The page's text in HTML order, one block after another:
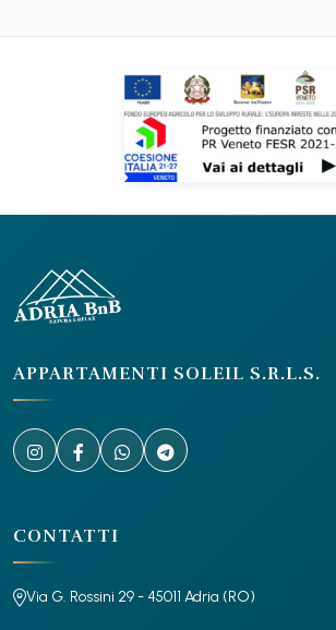
APPARTAMENTI SOLEIL S.R.L.S.
CONTATTI
Via G. Rossini 29 - 45011 Adria (RO)